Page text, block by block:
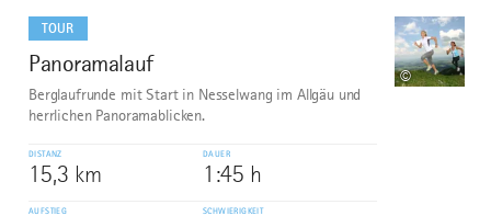
TOUR
8
Panoramalauf
©
Berglaufrunde mit Start in Nesselwang im Allgäu und
herrlichen Panoramablicken.
DISTANZ
15,3 km
DAUER
1:45 h
AUFSTIEG SCHWIERIGKEIT
dazu